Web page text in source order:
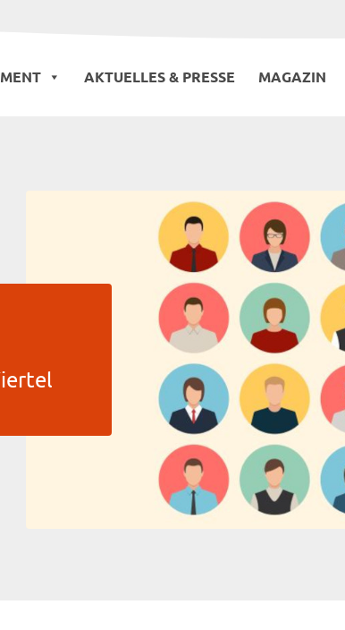
AKTUELLES & PRESSE MAGAZIN